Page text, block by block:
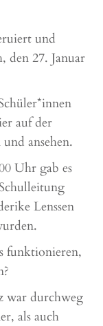
und
den 27. Januar
auf der
ansehen.
Uhr gab es
Lenssen
funktionieren,
war durchweg
als auch